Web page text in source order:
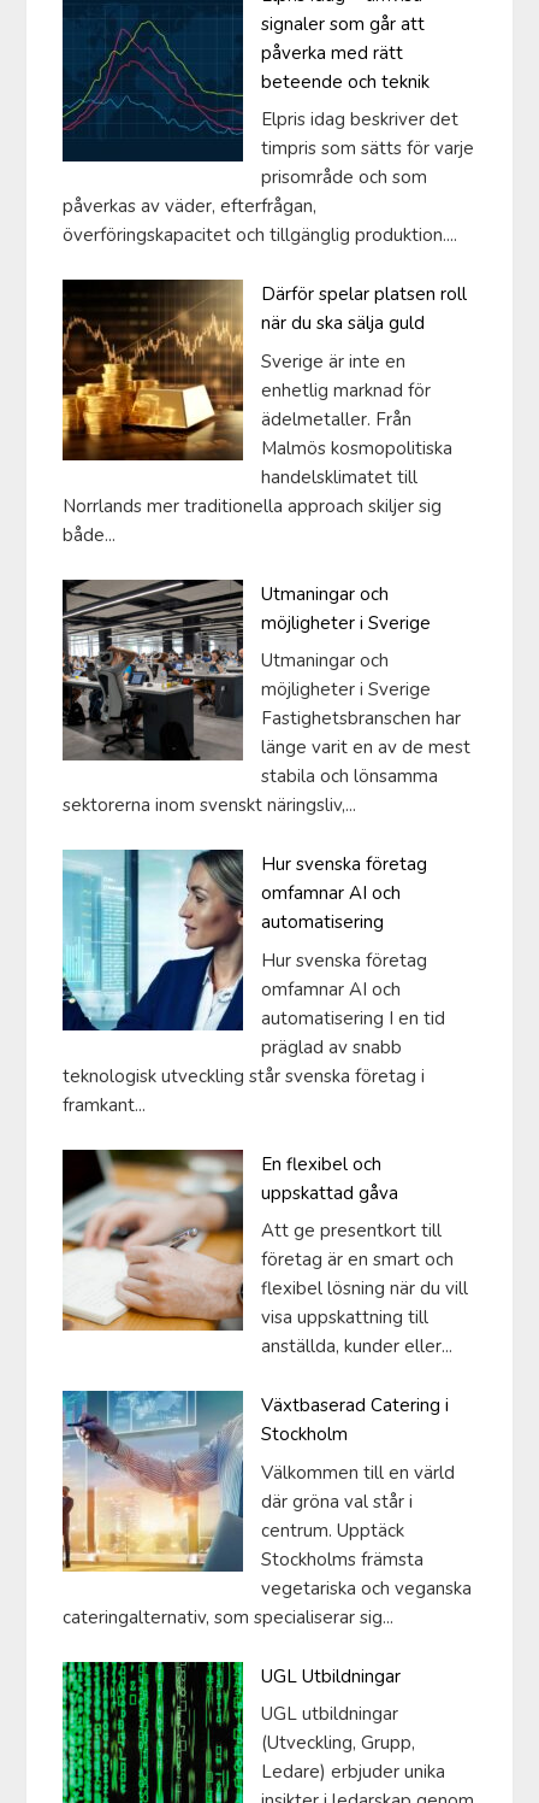
signaler som går att
påverka med rätt
beteende och teknik
Elpris idag beskriver det
timpris som sätts för varje
prisområde och som
påverkas av väder, efterfrågan,
överföringskapacitet och tillgänglig produktion....
Därför spelar platsen roll
när du ska sälja guld
Sverige är inte en
enhetlig marknad för
ädelmetaller. Från
Malmös kosmopolitiska
handelsklimatet till
Norrlands mer traditionella approach skiljer sig
både...
Utmaningar och
möjligheter i Sverige
Utmaningar och
möjligheter i Sverige
Fastighetsbranschen har
länge varit en av de mest
stabila och lönsamma
sektorerna inom svenskt näringsliv,...
Hur svenska företag
omfamnar AI och
automatisering
Hur svenska företag
omfamnar AI och
automatisering I en tid
präglad av snabb
teknologisk utveckling står svenska företag i
framkant...
En flexibel och
uppskattad gåva
Att ge presentkort till
företag är en smart och
flexibel lösning när du vill
visa uppskattning till
anställda, kunder eller...
Växtbaserad Catering i
Stockholm
Välkommen till en värld
där gröna val står i
centrum. Upptäck
Stockholms främsta
vegetariska och veganska
cateringalternativ, som specialiserar sig...
UGL Utbildningar
UGL utbildningar
(Utveckling, Grupp,
Ledare) erbjuder unika